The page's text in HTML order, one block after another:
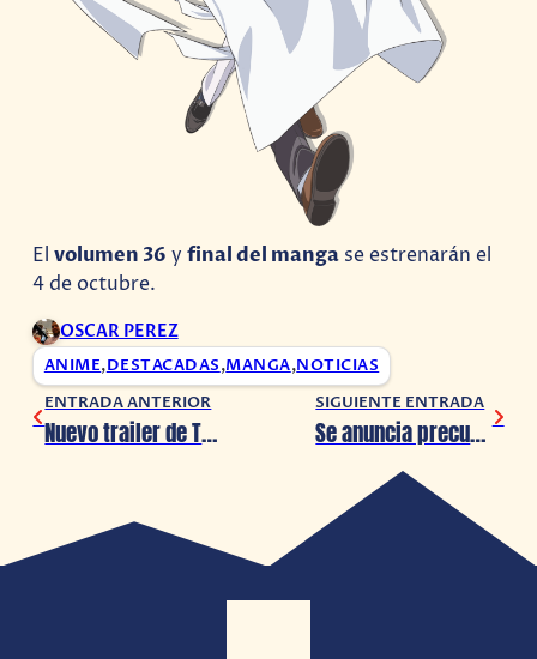
Elvolumen 36 yfinal del manga se estrenarán el
4 de octubre.
OSCAR PEREZ
ANIME,DESTACADAS,MANGA,NOTICIAS
ENTRADA ANTERIOR
Nuevo trailer de Tokyo Ghoul S Live-Action
SIGUIENTE ENTRADA
Se anuncia precuela de «Los Juegos del Hambre»